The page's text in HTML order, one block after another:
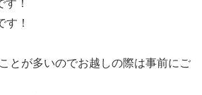
す！
す！
とが多いのでお越しの際は事前にご